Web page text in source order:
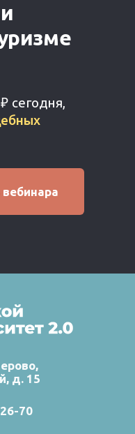
сегодня,
70
д. 15